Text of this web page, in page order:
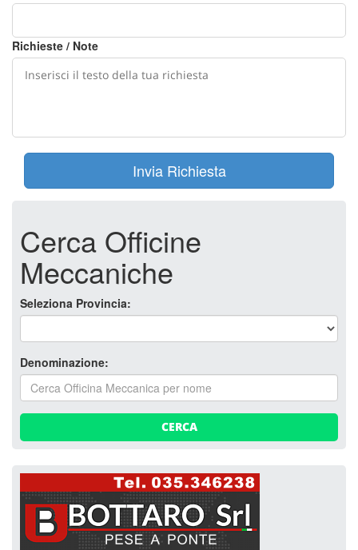
Richieste / Note
Invia Richiesta
Cerca Officine
Meccaniche
Seleziona Provincia:
Denominazione:
CERCA